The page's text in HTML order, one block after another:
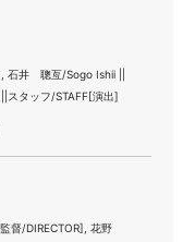
石井 聰亙/Sogo Ishii ||
タッフ/STAFF[演出]
督/DIRECTOR], 花野